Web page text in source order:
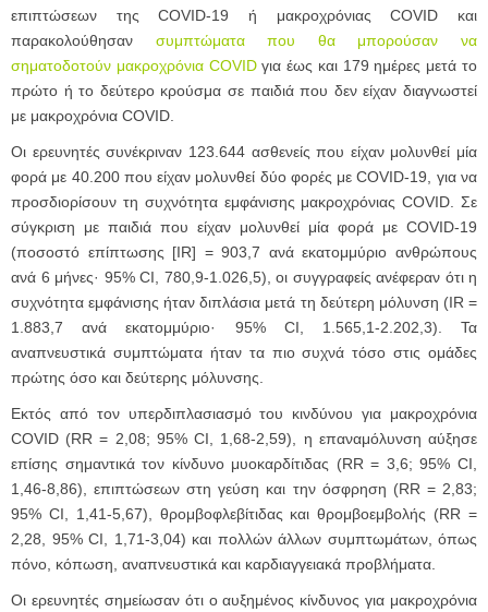
επιπτώσεων της COVID-19 ή μακροχρόνιας COVID και
παρακολούθησαν συμπτώματα που θα μπορούσαν να
σηματοδοτούν μακροχρόνια COVIDγια έως και 179 ημέρες μετά το
πρώτο ή το δεύτερο κρούσμα σε παιδιά που δεν είχαν διαγνωστεί
με μακροχρόνια COVID.
Οι ερευνητές συνέκριναν 123.644 ασθενείς που είχαν μολυνθεί μία
φορά με 40.200 που είχαν μολυνθεί δύο φορές με COVID-19, για να
προσδιορίσουν τη συχνότητα εμφάνισης μακροχρόνιας COVID. Σε
σύγκριση με παιδιά που είχαν μολυνθεί μία φορά με COVID-19
(ποσοστό επίπτωσης [IR] = 903,7 ανά εκατομμύριο ανθρώπους
ανά 6 μήνες· 95% CI, 780,9-1.026,5), οι συγγραφείς ανέφεραν ότι η
συχνότητα εμφάνισης ήταν διπλάσια μετά τη δεύτερη μόλυνση (IR =
1.883,7 ανά εκατομμύριο· 95% CI, 1.565,1-2.202,3). Τα
αναπνευστικά συμπτώματα ήταν τα πιο συχνά τόσο στις ομάδες
πρώτης όσο και δεύτερης μόλυνσης.
Εκτός από τον υπερδιπλασιασμό του κινδύνου για μακροχρόνια
COVID (RR = 2,08; 95% CI, 1,68-2,59), η επαναμόλυνση αύξησε
επίσης σημαντικά τον κίνδυνο μυοκαρδίτιδας (RR = 3,6; 95% CI,
1,46-8,86), επιπτώσεων στη γεύση και την όσφρηση (RR = 2,83;
95% CI, 1,41-5,67), θρομβοφλεβίτιδας και θρομβοεμβολής (RR =
2,28, 95% CI, 1,71-3,04) και πολλών άλλων συμπτωμάτων, όπως
πόνο, κόπωση, αναπνευστικά και καρδιαγγειακά προβλήματα.
Οι ερευνητές σημείωσαν ότι ο αυξημένος κίνδυνος για μακροχρόνια